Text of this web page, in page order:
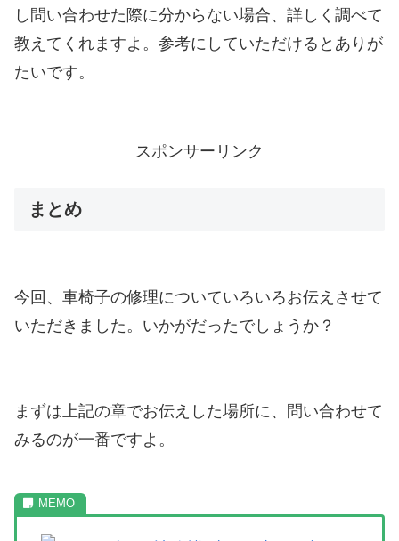
し問い合わせた際に分からない場合、詳しく調べて
教えてくれますよ。参考にしていただけるとありが
たいです。
スポンサーリンク
まとめ
今回、車椅子の修理についていろいろお伝えさせて
いただきました。いかがだったでしょうか？
まずは上記の章でお伝えした場所に、問い合わせて
みるのが一番ですよ。